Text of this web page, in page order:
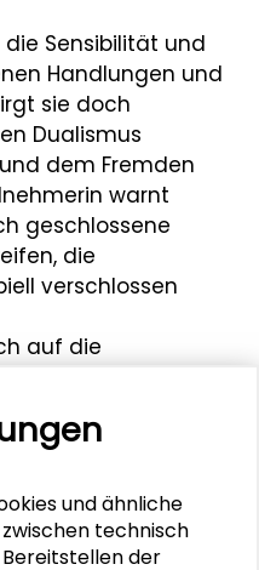
die Sensibilität und
Handlungen und
sie doch
Dualismus
dem Fremden
warnt
geschlossene
die
verschlossen
auf die
den Schlüssel zur
bereits in den
Gelingen eines
nicht
und ähnliche
technisch
der